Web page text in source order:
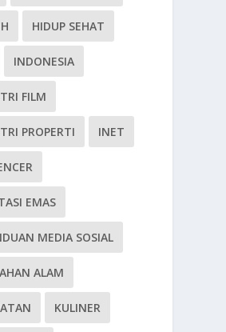
HIDUP SEHAT
INDONESIA
FILM
PROPERTI INET
EMAS
MEDIA SOSIAL
ALAM
KULINER